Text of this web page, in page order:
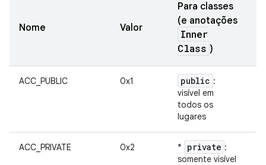
Nome Valor
Para classes
(e anotações
Inner
Class )
ACC_PUBLIC 0x1 public :
visível em
todos os
lugares
ACC_PRIVATE 0x2 * private :
somente visível